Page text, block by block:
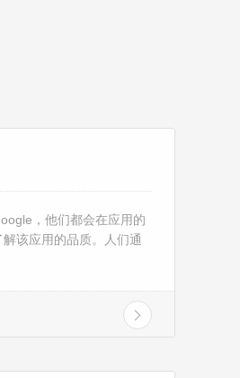
，他们都会在应用的
该应用的品质。人们通